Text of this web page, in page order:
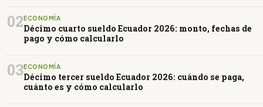
02ECONOMÍA
Décimo cuarto sueldo Ecuador 2026: monto, fechas de
pago y cómo calcularlo
03ECONOMÍA
Décimo tercer sueldo Ecuador 2026: cuándo se paga,
cuánto es y cómo calcularlo